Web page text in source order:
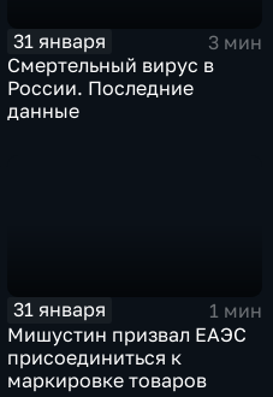
31 января
3 мин
Смертельный вирус в
России. Последние
данные
31 января
1 мин
Мишустин призвал ЕАЭС
присоединиться к
маркировке товаров